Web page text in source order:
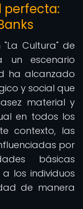
perfecta:
Cultura" de
un escenario
ha alcanzado
y social que
material y
en todos los
contexto, las
por
básicas
los individuos
de manera